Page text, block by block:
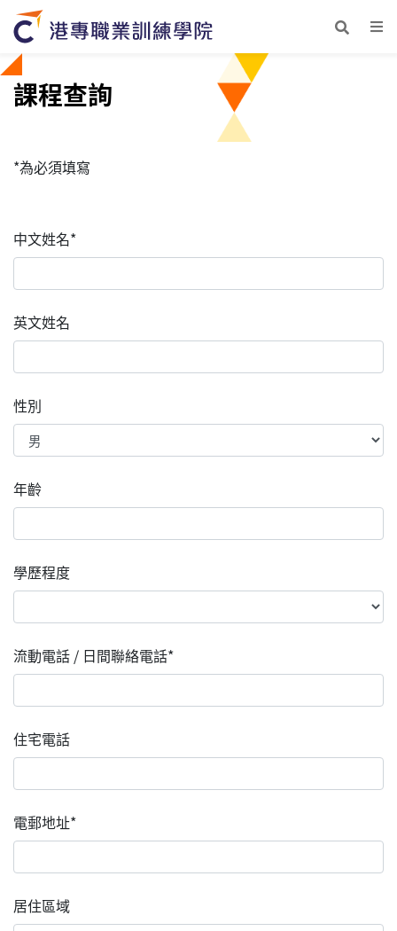
課程查詢
*為必須填寫
中文姓名*
英文姓名
性別
年齡
學歷程度
流動電話 / 日間聯絡電話*
住宅電話
電郵地址*
居住區域